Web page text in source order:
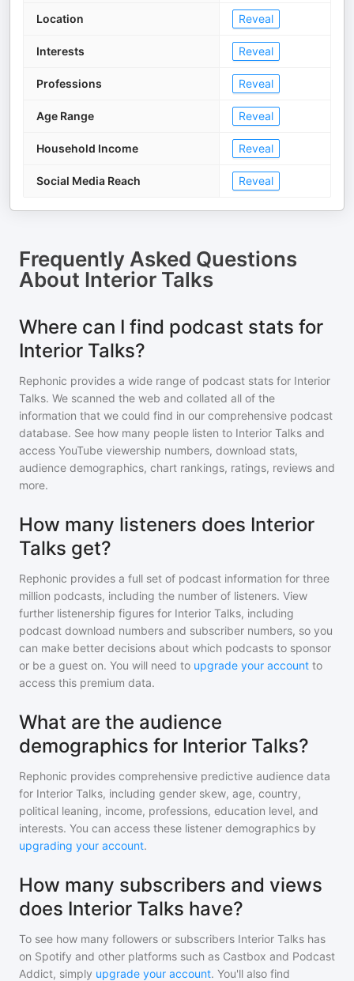
Location Reveal
Interests Reveal
Professions Reveal
Age Range Reveal
Household Income Reveal
Social Media Reach Reveal
Frequently Asked Questions
About Interior Talks
Where can I find podcast stats for
Interior Talks?
Rephonic provides a wide range of podcast stats for Interior
Talks. We scanned the web and collated all of the
information that we could find in our comprehensive podcast
database. See how many people listen to Interior Talks and
access YouTube viewership numbers, download stats,
audience demographics, chart rankings, ratings, reviews and
more.
How many listeners does Interior
Talks get?
Rephonic provides a full set of podcast information for three
million podcasts, including the number of listeners. View
further listenership figures for Interior Talks, including
podcast download numbers and subscriber numbers, so you
can make better decisions about which podcasts to sponsor
or be a guest on. You will need to upgrade your account to
access this premium data.
What are the audience
demographics for Interior Talks?
Rephonic provides comprehensive predictive audience data
for Interior Talks, including gender skew, age, country,
political leaning, income, professions, education level, and
interests. You can access these listener demographics by
upgrading your account.
How many subscribers and views
does Interior Talks have?
To see how many followers or subscribers Interior Talks has
on Spotify and other platforms such as Castbox and Podcast
Addict, simply upgrade your account. You'll also find